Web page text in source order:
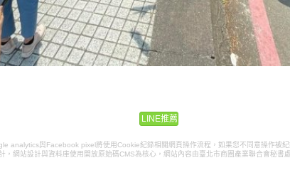
LINE推薦
analytics與Facebook pixel將使用Cookie紀錄相關網頁操作流程，如果您不同意操作被
， 網站設計與資料庫使用開放原始碼CMS為核心，網站內容由臺北市商圈產業聯合會秘書